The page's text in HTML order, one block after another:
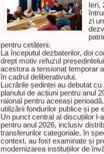
Ieri,
zi
pentru cetățeni.
La începutul dezbaterilor, doi
drept motiv refuzul
acestora a tensionat temporar
în cadrul deliberativului.
Lucrările ședinței au debutat
planului de acțiuni pentru anul
raional pentru aceeași
utilizării fondurilor publice și pe
Un punct central al discuțiilor l-
pentru anul 2026, inclusiv
transferurilor categoriale, în
context, au fost examinate și
modernizarea instituțiilor de